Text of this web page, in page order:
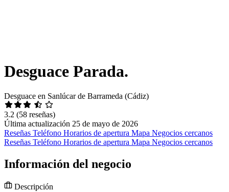
Desguace Parada.
Desguace en Sanlúcar de Barrameda (Cádiz)
3.2 (58 reseñas)
Última actualización 25 de mayo de 2026
Reseñas Teléfono Horarios de apertura Mapa Negocios cercanos
Reseñas Teléfono Horarios de apertura Mapa Negocios cercanos
Información del negocio
Descripción